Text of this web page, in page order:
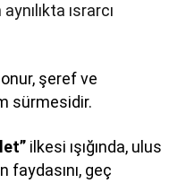
ısrarcı
şeref ve
sürmesidir.
ilkesi ışığında, ulus
faydasını, geç